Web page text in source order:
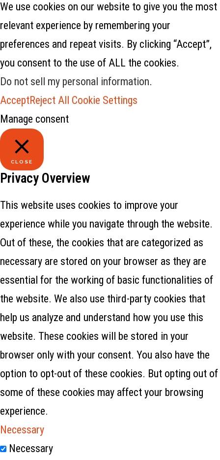
We use cookies on our website to give you the most
relevant experience by remembering your
preferences and repeat visits. By clicking “Accept”,
you consent to the use of ALL the cookies.
Do not sell my personal information.
AcceptReject All Cookie Settings
Manage consent
CLOSE
Privacy Overview
This website uses cookies to improve your
experience while you navigate through the website.
Out of these, the cookies that are categorized as
necessary are stored on your browser as they are
essential for the working of basic functionalities of
the website. We also use third-party cookies that
help us analyze and understand how you use this
website. These cookies will be stored in your
browser only with your consent. You also have the
option to opt-out of these cookies. But opting out of
some of these cookies may affect your browsing
experience.
Necessary
Necessary